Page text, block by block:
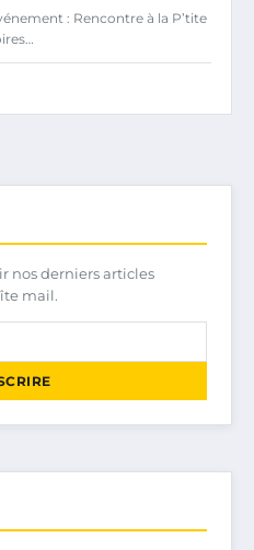
: Rencontre à la P’tite
nos derniers articles
mail.